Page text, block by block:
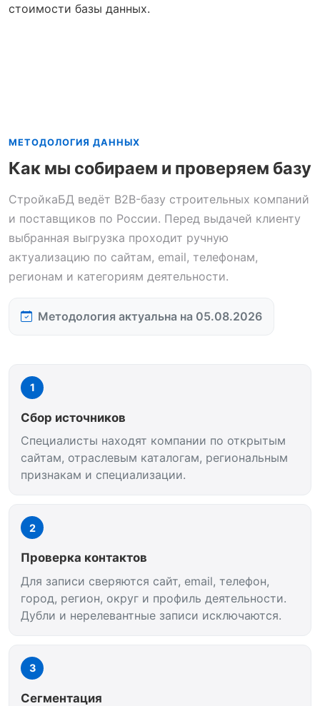
стоимости базы данных.
МЕТОДОЛОГИЯ ДАННЫХ
Как мы собираем и проверяем базу
СтройкаБД ведёт B2B-базу строительных компаний
и поставщиков по России. Перед выдачей клиенту
выбранная выгрузка проходит ручную
актуализацию по сайтам, email, телефонам,
регионам и категориям деятельности.
Методология актуальна на 05.08.2026
1
Сбор источников
Специалисты находят компании по открытым
сайтам, отраслевым каталогам, региональным
признакам и специализации.
2
Проверка контактов
Для записи сверяются сайт, email, телефон,
город, регион, округ и профиль деятельности.
Дубли и нерелевантные записи исключаются.
3
Сегментация